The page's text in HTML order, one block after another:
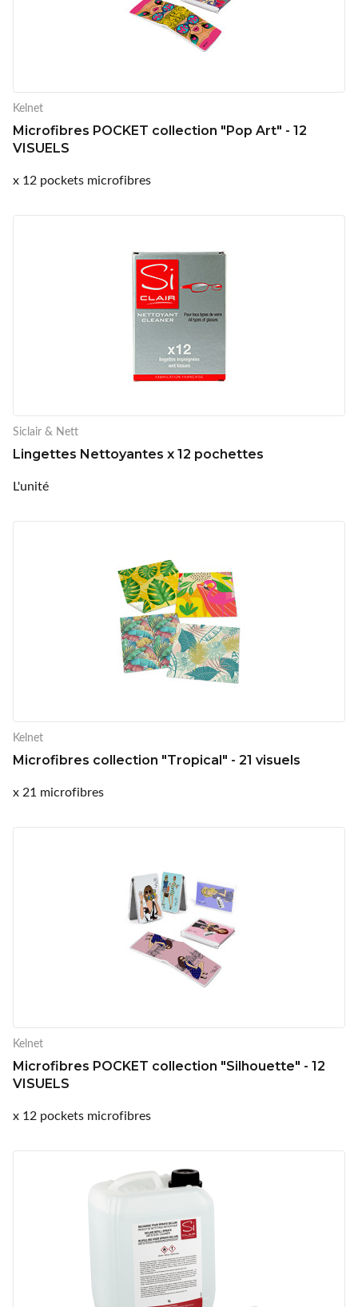
Kelnet
Microfibres POCKET collection "Pop Art" - 12
VISUELS
x 12 pockets microfibres
Siclair & Nett
Lingettes Nettoyantes x 12 pochettes
L'unité
Kelnet
Microfibres collection "Tropical" - 21 visuels
x 21 microfibres
Kelnet
Microfibres POCKET collection "Silhouette" - 12
VISUELS
x 12 pockets microfibres